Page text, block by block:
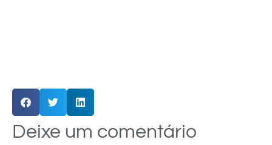
Deixe um comentário